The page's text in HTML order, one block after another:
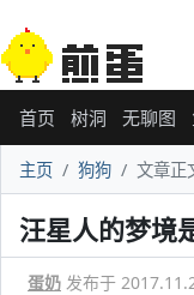
首页 树洞 无聊图
主页 狗狗 文章正
汪星人的梦境
蛋奶 发布于